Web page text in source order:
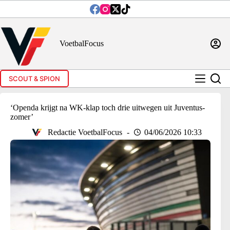
inhoud
VoetbalFocus
SCOUT & SPION
‘Openda krijgt na WK-klap toch drie uitwegen uit Juventus-
zomer’
Redactie VoetbalFocus
04/06/2026 10:33